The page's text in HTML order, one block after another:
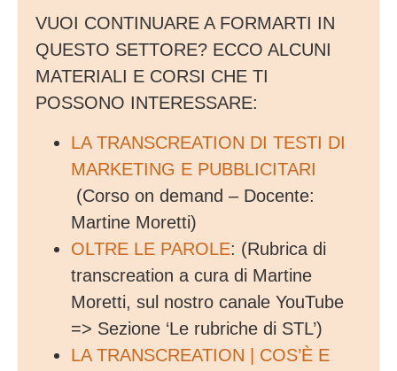
VUOI CONTINUARE A FORMARTI IN
QUESTO SETTORE? ECCO ALCUNI
MATERIALI E CORSI CHE TI
POSSONO INTERESSARE:
LA TRANSCREATION DI TESTI DI
MARKETING E PUBBLICITARI
(Corso on demand – Docente:
Martine Moretti)
OLTRE LE PAROLE: (Rubrica di
transcreation a cura di Martine
Moretti, sul nostro canale YouTube
=> Sezione ‘Le rubriche di STL’)
LA TRANSCREATION | COS’È E